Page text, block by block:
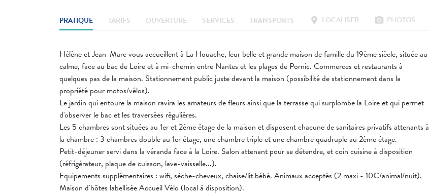
PRATIQUE TARIFS OUVERTURE SERVICES TRANSPORTS location_on LOCALISER photo_camera PHOTOS
Hélène et Jean-Marc vous accueillent à La Houache, leur belle et grande maison de famille du 19ème siècle, située au
calme, face au bac de Loire et à mi-chemin entre Nantes et les plages de Pornic. Commerces et restaurants à
quelques pas de la maison. Stationnement public juste devant la maison (possibilité de stationnement dans la
propriété pour motos/vélos).
Le jardin qui entoure la maison ravira les amateurs de fleurs ainsi que la terrasse qui surplombe la Loire et qui permet
d'observer le bac et les traversées régulières.
Les 5 chambres sont situées au 1er et 2ème étage de la maison et disposent chacune de sanitaires privatifs attenants à
la chambre : 3 chambres double au 1er étage, une chambre triple et une chambre quadruple au 2ème étage.
Petit-déjeuner servi dans la véranda face à la Loire. Salon attenant pour se détendre, et coin cuisine à disposition
(réfrigérateur, plaque de cuisson, lave-vaisselle...).
Equipements supplémentaires : wifi, sèche-cheveux, chaise/lit bébé. Animaux acceptés (2 maxi - 10€/animal/nuit).
Maison d'hôtes labellisée Accueil Vélo (local à disposition).